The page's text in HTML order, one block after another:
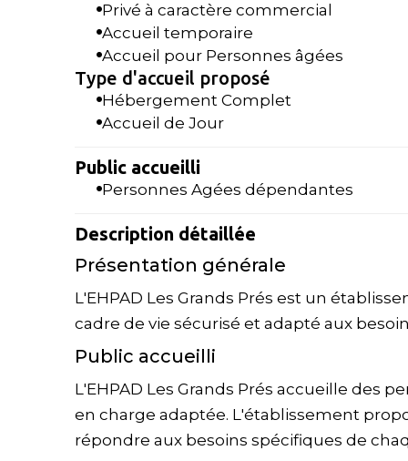
Privé à caractère commercial
Accueil temporaire
Accueil pour Personnes âgées
Type d'accueil proposé
Hébergement Complet
Accueil de Jour
Public accueilli
Personnes Agées dépendantes
Description détaillée
Présentation générale
L'EHPAD Les Grands Prés est un
cadre de vie sécurisé et adapté aux
Public accueilli
L'EHPAD Les Grands Prés accueille des
en charge adaptée. L'établissement
répondre aux besoins spécifiques de